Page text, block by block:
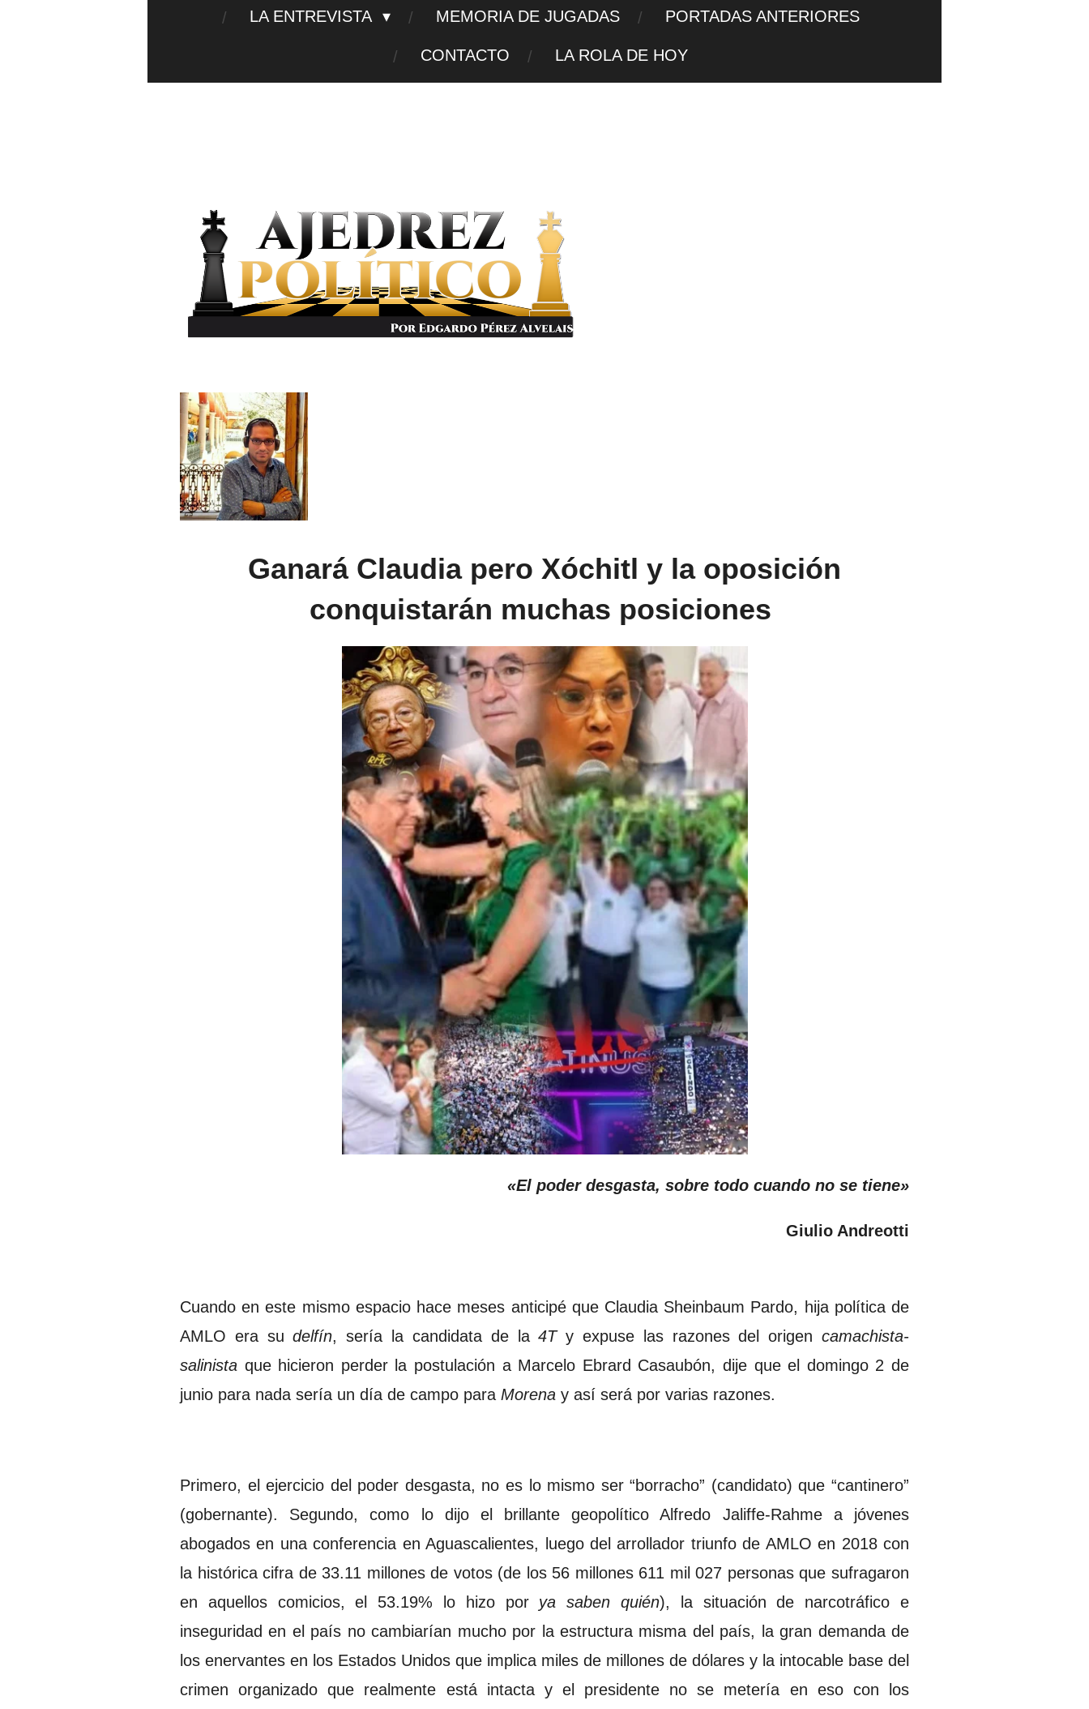
LA ENTREVISTA MEMORIA DE JUGADAS PORTADAS ANTERIORES
CONTACTO LA ROLA DE HOY
Ganará Claudia pero Xóchitl y la oposición
conquistarán muchas posiciones
«El poder desgasta, sobre todo cuando no se tiene»
Giulio Andreotti
Cuando en este mismo espacio hace meses anticipé que Claudia Sheinbaum Pardo, hija política de
AMLO era su delfín, sería la candidata de la 4T y expuse las razones del origen camachista-
salinista que hicieron perder la postulación a Marcelo Ebrard Casaubón, dije que el domingo 2 de
junio para nada sería un día de campo para Morena y así será por varias razones.
Primero, el ejercicio del poder desgasta, no es lo mismo ser “borracho” (candidato) que “cantinero”
(gobernante). Segundo, como lo dijo el brillante geopolítico Alfredo Jaliffe-Rahme a jóvenes
abogados en una conferencia en Aguascalientes, luego del arrollador triunfo de AMLO en 2018 con
la histórica cifra de 33.11 millones de votos (de los 56 millones 611 mil 027 personas que sufragaron
en aquellos comicios, el 53.19% lo hizo por
ya saben quién), la situación de narcotráfico e
inseguridad en el país no cambiarían mucho por la estructura misma del país, la gran demanda de
los enervantes en los Estados Unidos que implica miles de millones de dólares y la intocable base del
crimen organizado que realmente está intacta y el presidente no se metería en eso con los